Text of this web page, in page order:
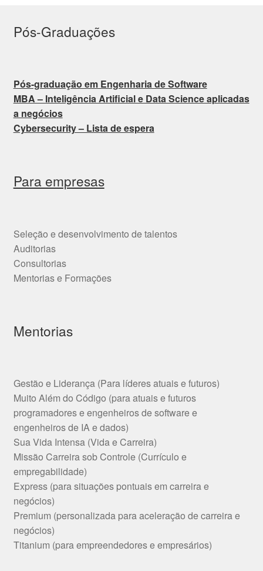
Pós-Graduações
Pós-graduação em Engenharia de Software
MBA – Inteligência Artificial e Data Science aplicadas
a negócios
Cybersecurity – Lista de espera
Para empresas
Seleção e desenvolvimento de talentos
Auditorias
Consultorias
Mentorias e Formações
Mentorias
Gestão e Liderança (Para líderes atuais e futuros)
Muito Além do Código (para atuais e futuros
programadores e engenheiros de software e
engenheiros de IA e dados)
Sua Vida Intensa (Vida e Carreira)
Missão Carreira sob Controle (Currículo e
empregabilidade)
Express (para situações pontuais em carreira e
negócios)
Premium (personalizada para aceleração de carreira e
negócios)
Titanium (para empreendedores e empresários)